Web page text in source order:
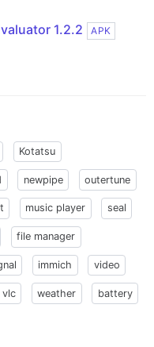
1.2.2
APK
Kotatsu
newpipe outertune
music player seal
file manager
immich video
vlc weather battery